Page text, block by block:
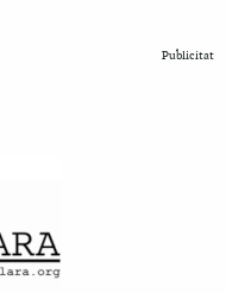
Publicitat